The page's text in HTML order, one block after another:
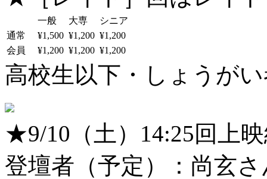
一般 大専
シニア
通常
¥1,500 ¥1,200 ¥1,200
会員
¥1,200 ¥1,200 ¥1,200
高校生以下・しょうがい
★9/10（土）14:25回上
登壇者（予定）：尚玄さ